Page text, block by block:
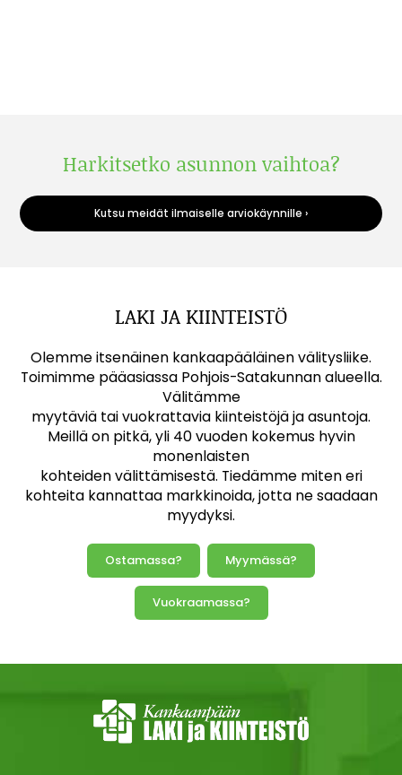
Harkitsetko asunnon vaihtoa?
Kutsu meidät ilmaiselle arviokäynnille ›
LAKI JA KIINTEISTÖ
Olemme itsenäinen kankaapääläinen välitysliike.
Toimimme pääasiassa Pohjois-Satakunnan alueella.
Välitämme
myytäviä tai vuokrattavia kiinteistöjä ja asuntoja.
Meillä on pitkä, yli 40 vuoden kokemus hyvin
monenlaisten
kohteiden välittämisestä. Tiedämme miten eri
kohteita kannattaa markkinoida, jotta ne saadaan
myydyksi.
Ostamassa? Myymässä?
Vuokraamassa?